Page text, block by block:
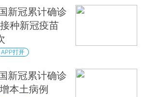
新冠累计确诊
种新冠疫苗
APP打开
新冠累计确诊
本土病例